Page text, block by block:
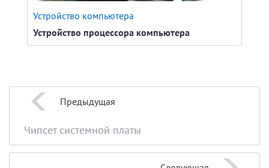
Устройство компьютера
Устройство процессора компьютера
Предыдущая
Чипсет системной платы